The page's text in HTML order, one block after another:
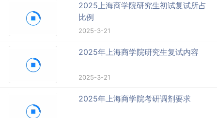
2025上海商学院研究生初试复试所占
比例
2025-3-21
2025年上海商学院研究生复试内容
2025-3-21
2025年上海商学院考研调剂要求